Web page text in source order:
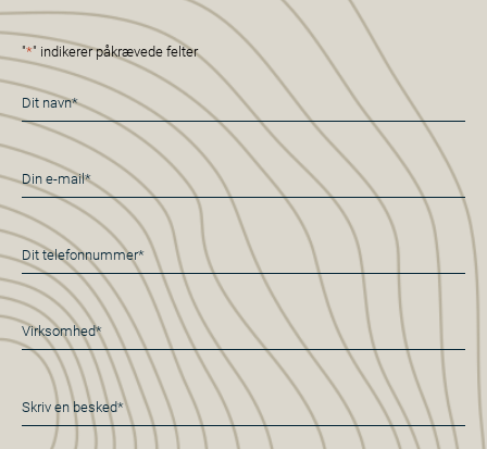
"*" indikerer påkrævede felter
Navn
*
E-
mail
*
Telefon
*
Virksomhed*
*
Besked
*